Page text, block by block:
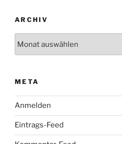
ARCHIV
META
Anmelden
Eintrags-Feed